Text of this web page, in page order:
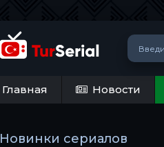
Главная Новости
Новинки сериалов